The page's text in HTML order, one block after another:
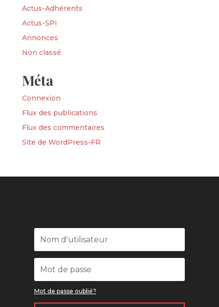
Actus-Adhérents
Actus-SPI
Annonces
Non classé
Méta
Connexion
Flux des publications
Flux des commentaires
Site de WordPress-FR
Mot de passe oublié?